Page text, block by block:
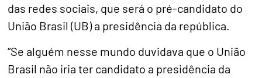
das redes sociais, que será o pré-candidato do
União Brasil (UB) a presidência da república.
“Se alguém nesse mundo duvidava que o União
Brasil não iria ter candidato a presidência da